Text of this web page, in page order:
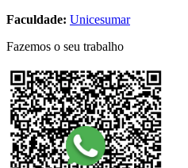
Faculdade: Unicesumar
Fazemos o seu trabalho